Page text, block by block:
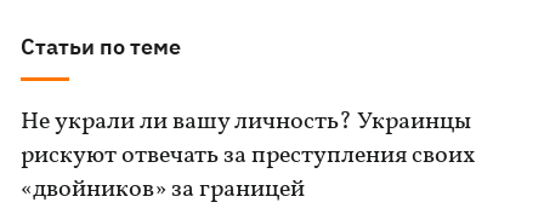
Статьи по теме
Не украли ли вашу личность? Украинцы
рискуют отвечать за преступления своих
«двойников» за границей